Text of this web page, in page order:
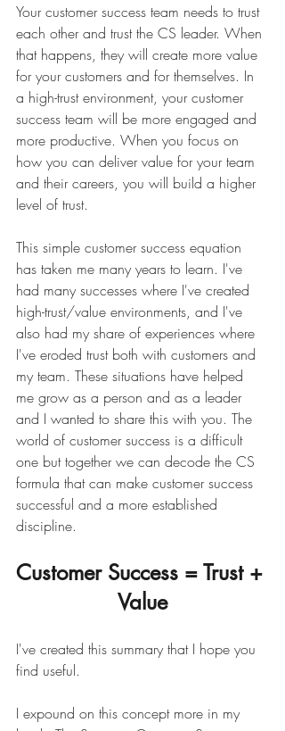
Your customer success team needs to trust
each other and trust the CS leader. When
that happens, they will create more value
for your customers and for themselves. In
a high-trust environment, your customer
success team will be more engaged and
more productive. When you focus on
how you can deliver value for your team
and their careers, you will build a higher
level of trust.
This simple customer success equation
has taken me many years to learn. I've
had many successes where I've created
high-trust/value environments, and I've
also had my share of experiences where
I've eroded trust both with customers and
my team. These situations have helped
me grow as a person and as a leader
and I wanted to share this with you. The
world of customer success is a difficult
one but together we can decode the CS
formula that can make customer success
successful and a more established
discipline.
Customer Success = Trust +
Value
I've created this summary that I hope you
find useful.
I expound on this concept more in my